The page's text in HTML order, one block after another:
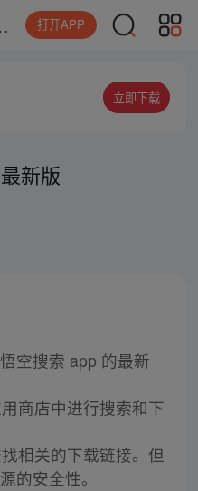
最新版 打开APP
立即下载
新版
空搜索 app 的最新
商店中进行搜索和下
相关的下载链接。但
的安全性。